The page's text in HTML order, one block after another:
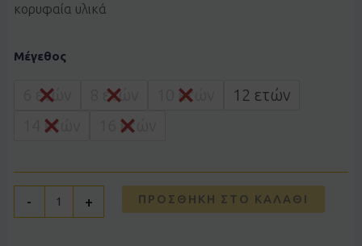
κορυφαία υλικά
Μέγεθος
6 ετών 8 ετών 10 ετών
12 ετών
14 ετών
16 ετών
-
ACTION
ποσότητα
+ ΠΡΟΣΘΉΚΗ ΣΤΟ ΚΑΛΆΘΙ